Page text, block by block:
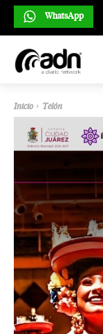
WhatsApp
Inicio Telón